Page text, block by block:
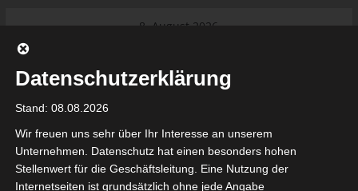
8. August 2026
beginnt am 22. und 23. August
2026 (Update)
Meisterschaft an
Ligue 1 Pro: Spielplan der ersten 15
Spieltage der Saison 2026/2027
Ligue 2 Pro Tunesien 2026/2027 –
Datenschutzerklärung
Stand: 08.08.2026
Wir freuen uns sehr über Ihr Interesse an unserem
Unternehmen. Datenschutz hat einen besonders hohen
Stellenwert für die Geschäftsleitung. Eine Nutzung der
Internetseiten ist grundsätzlich ohne jede Angabe